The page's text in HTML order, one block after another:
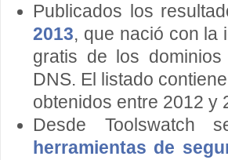
Publicados los
2013, que nació con la
gratis de los
DNS. El listado
obtenidos entre 2012 y
Desde
herramientas de